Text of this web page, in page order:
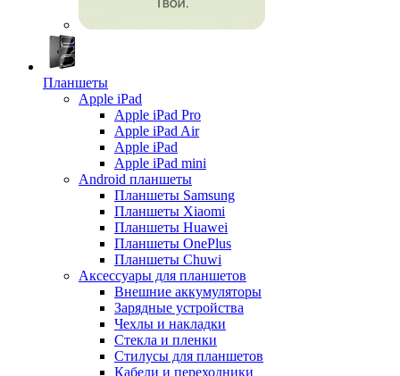
Планшеты
Apple iPad
Apple iPad Pro
Apple iPad Air
Apple iPad
Apple iPad mini
Android планшеты
Планшеты Samsung
Планшеты Xiaomi
Планшеты Huawei
Планшеты OnePlus
Планшеты Chuwi
Аксессуары для планшетов
Внешние аккумуляторы
Зарядные устройства
Чехлы и накладки
Стекла и пленки
Стилусы для планшетов
Кабели и переходники